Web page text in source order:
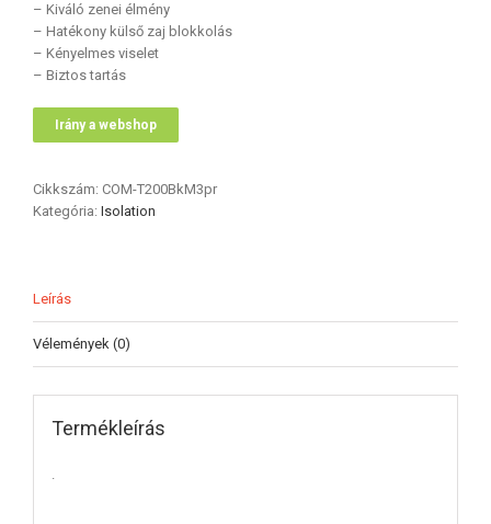
– Kiváló zenei élmény
– Hatékony külső zaj blokkolás
– Kényelmes viselet
– Biztos tartás
Irány a webshop
Cikkszám: COM-T200BkM3pr
Kategória: Isolation
Leírás
Vélemények (0)
Termékleírás
.